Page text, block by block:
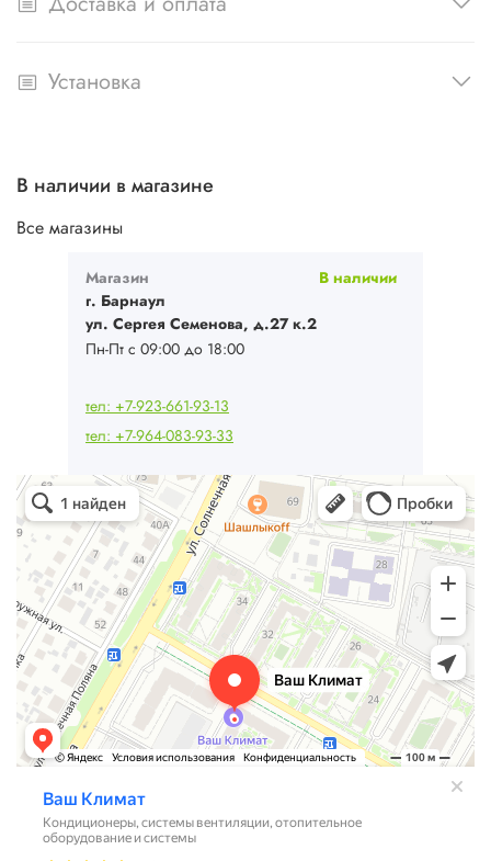
Установка
В наличии в магазине
Все магазины
Магазин
В наличии
г. Барнаул
ул. Сергея Семенова, д.27 к.2
Пн-Пт с 09:00 до 18:00
тел: +7-923-661-93-13
тел: +7-964-083-93-33
Ваш Климат
Кондиционеры в Барнауле
Системы вентиляции в Барнауле